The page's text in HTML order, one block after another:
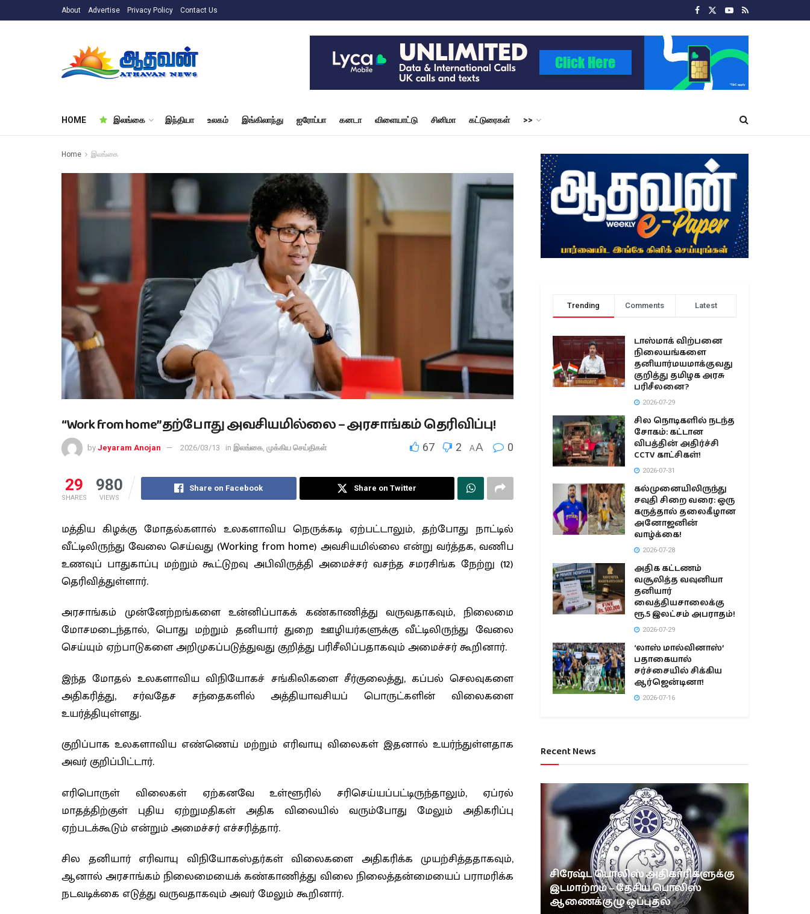
About Advertise Privacy Policy Contact Us
HOME இலங்கை இந்தியா உலகம் இங்கிலாந்து ஐரோப்பா கனடா விளையாட்டு சினிமா கட்டுரைகள் >>
Home இலங்கை
“Work from home” தற்போது அவசியமில்லை – அரசாங்கம் தெரிவிப்பு!
by Jeyaram Anojan 2026/03/13 in இலங்கை முக்கிய செய்திகள் 67 2 AA 0
29
SHARES
980
VIEWS
Share on Facebook Share on Twitter
மத்திய கிழக்கு மோதல்களால் உலகளாவிய நெருக்கடி ஏற்பட்டாலும், தற்போது நாட்டில்
வீட்டிலிருந்து வேலை செய்வது (Working from home)அவசியமில்லை என்று வர்த்தக, வணிப
உணவுப் பாதுகாப்பு மற்றும் கூட்டுறவு அபிவிருத்தி அமைச்சர் வசந்த சமரசிங்க நேற்று (12)
தெரிவித்துள்ளார்.
அரசாங்கம் முன்னேற்றங்களை உன்னிப்பாகக் கண்காணித்து வருவதாகவும், நிலைமை
மோசமடைந்தால், பொது மற்றும் தனியார் துறை ஊழியர்களுக்கு வீட்டிலிருந்து வேலை
செய்யும் ஏற்பாடுகளை அறிமுகப்படுத்துவது குறித்து பரிசீலிப்பதாகவும் அமைச்சர் கூறினார்.
இந்த மோதல் உலகளாவிய விநியோகச் சங்கிலிகளை சீர்குலைத்து, கப்பல் செலவுகளை
அதிகரித்து, சர்வதேச சந்தைகளில் அத்தியாவசியப் பொருட்களின் விலைகளை
உயர்த்தியுள்ளது.
குறிப்பாக உலகளாவிய எண்ணெய் மற்றும் எரிவாயு விலைகள் இதனால் உயர்ந்துள்ளதாக
அவர் குறிப்பிட்டார்.
எரிபொருள் விலைகள் ஏற்கனவே உள்ளூரில் சரிசெய்யப்பட்டிருந்தாலும், ஏப்ரல்
மாதத்திற்குள் புதிய ஏற்றுமதிகள் அதிக விலையில் வரும்போது மேலும் அதிகரிப்பு
ஏற்படக்கூடும் என்றும் அமைச்சர் எச்சரித்தார்.
சில தனியார் எரிவாயு விநியோகஸ்தர்கள் விலைகளை அதிகரிக்க முயற்சித்ததாகவும்,
ஆனால் அரசாங்கம் நிலைமையைக் கண்காணித்து விலை நிலைத்தன்மையைப் பராமரிக்க
நடவடிக்கை எடுத்து வருவதாகவும் அவர் மேலும் கூறினார்.
Trending Comments Latest
டாஸ்மாக் விற்பனை
நிலையங்களை
தனியார்மயமாக்குவது
குறித்து தமிழக அரசு
பரிசீலனை?
2026-07-29
சில நொடிகளில் நடந்த
சோகம்: கட்டான
விபத்தின் அதிர்ச்சி
CCTV காட்சிகள்!
2026-07-31
கல்முனையிலிருந்து
சவுதி சிறை வரை: ஒரு
கருத்தால் தலைகீழான
அனோஜனின்
வாழ்க்கை!
2026-07-28
அதிக கட்டணம்
வசூலித்த வவுனியா
தனியார்
வைத்தியசாலைக்கு
ரூ.5 இலட்சம் அபராதம்!
2026-07-29
‘லாஸ் மால்வினாஸ்’
பதாகையால்
சர்ச்சையில் சிக்கிய
ஆர்ஜென்டினா!
2026-07-16
Recent News
சிரேஷ்ட பொலிஸ் அதிகாரிகளுக்கு
இடமாற்றம் – தேசிய பொலிஸ்
ஆணைக்குழு ஒப்புதல்